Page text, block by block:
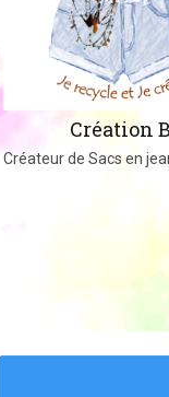
Création B
Créateur de Sacs en